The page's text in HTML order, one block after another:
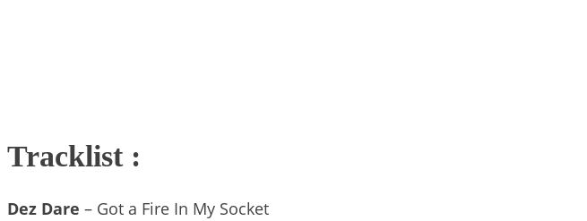
Tracklist :
Dez Dare – Got a Fire In My Socket